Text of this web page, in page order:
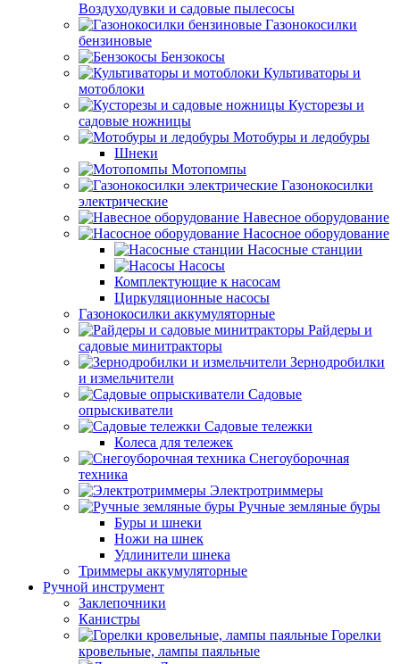
Воздуходувки и садовые пылесосы
Газонокосилки
бензиновые
Бензокосы
Культиваторы и
мотоблоки
Кусторезы и
садовые ножницы
Мотобуры и ледобуры
Шнеки
Мотопомпы
Газонокосилки
электрические
Навесное оборудование
Насосное оборудование
Насосные станции
Насосы
Комплектующие к насосам
Циркуляционные насосы
Газонокосилки аккумуляторные
Райдеры и
садовые минитракторы
Зернодробилки
и измельчители
Садовые
опрыскиватели
Садовые тележки
Колеса для тележек
Снегоуборочная
техника
Электротриммеры
Ручные земляные буры
Буры и шнеки
Ножи на шнек
Удлинители шнека
Триммеры аккумуляторные
Ручной инструмент
Заклепочники
Канистры
Горелки
кровельные, лампы паяльные